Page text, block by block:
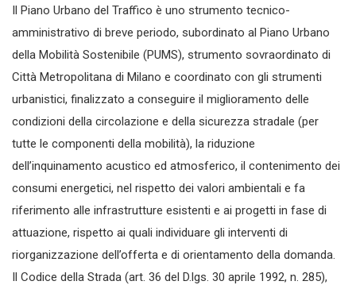
Il Piano Urbano del Traffico è uno strumento tecnico-
amministrativo di breve periodo, subordinato al Piano Urbano
della Mobilità Sostenibile (PUMS), strumento sovraordinato di
Città Metropolitana di Milano e coordinato con gli strumenti
urbanistici, finalizzato a conseguire il miglioramento delle
condizioni della circolazione e della sicurezza stradale (per
tutte le componenti della mobilità), la riduzione
dell’inquinamento acustico ed atmosferico, il contenimento dei
consumi energetici, nel rispetto dei valori ambientali e fa
riferimento alle infrastrutture esistenti e ai progetti in fase di
attuazione, rispetto ai quali individuare gli interventi di
riorganizzazione dell’offerta e di orientamento della domanda.
Il Codice della Strada (art. 36 del D.lgs. 30 aprile 1992, n. 285),